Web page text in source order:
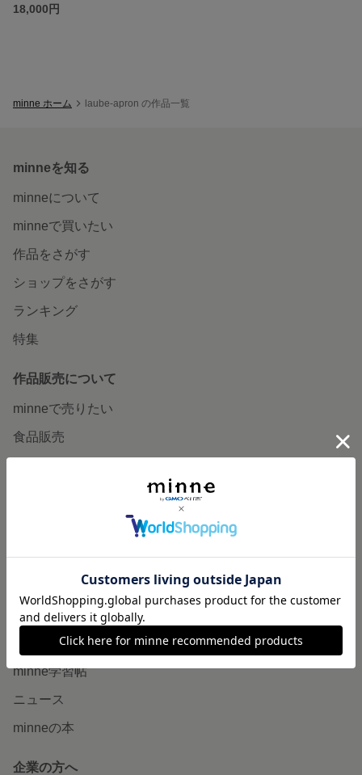
18,000円
minne ホーム laube-apron の作品一覧
minneを知る
minneについて
minneで買いたい
作品をさがす
ショップをさがす
ランキング
特集
作品販売について
minneで売りたい
食品販売
販売支援企画・イベント
読みもの
minneとものづくりと
minne学習帖
ニュース
minneの本
企業の方へ